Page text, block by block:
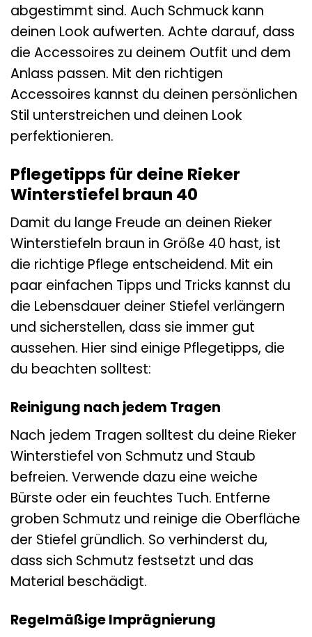
abgestimmt sind. Auch Schmuck kann
deinen Look aufwerten. Achte darauf, dass
die Accessoires zu deinem Outfit und dem
Anlass passen. Mit den richtigen
Accessoires kannst du deinen persönlichen
Stil unterstreichen und deinen Look
perfektionieren.
Pflegetipps für deine Rieker
Winterstiefel braun 40
Damit du lange Freude an deinen Rieker
Winterstiefeln braun in Größe 40 hast, ist
die richtige Pflege entscheidend. Mit ein
paar einfachen Tipps und Tricks kannst du
die Lebensdauer deiner Stiefel verlängern
und sicherstellen, dass sie immer gut
aussehen. Hier sind einige Pflegetipps, die
du beachten solltest:
Reinigung nach jedem Tragen
Nach jedem Tragen solltest du deine Rieker
Winterstiefel von Schmutz und Staub
befreien. Verwende dazu eine weiche
Bürste oder ein feuchtes Tuch. Entferne
groben Schmutz und reinige die Oberfläche
der Stiefel gründlich. So verhinderst du,
dass sich Schmutz festsetzt und das
Material beschädigt.
Regelmäßige Imprägnierung